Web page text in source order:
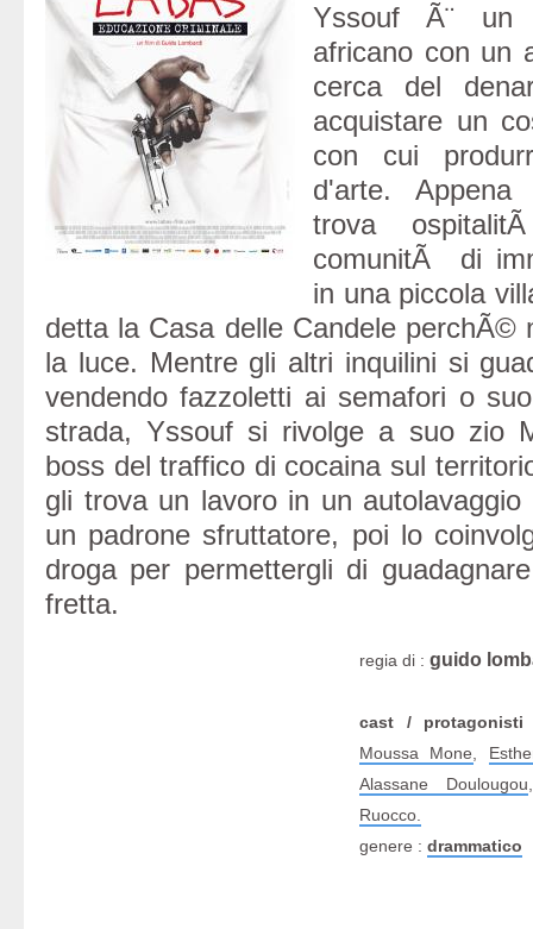
Yssouf Ã¨ un
africano con un
cerca del
acquistare un
con cui
d'arte.
trova
comunitÃ di
in una piccola
detta la Casa delle Candele perchÃ©
la luce. Mentre gli altri inquilini si
vendendo fazzoletti ai semafori o
strada, Yssouf si rivolge a suo zio
boss del traffico di cocaina sul
gli trova un lavoro in un autolavaggio
un padrone sfruttatore, poi lo
droga per permettergli di
fretta.
regia di : guido
cast / protagonisti
Moussa Mone
Alassane Doulougou
Ruocco.
genere : drammatico